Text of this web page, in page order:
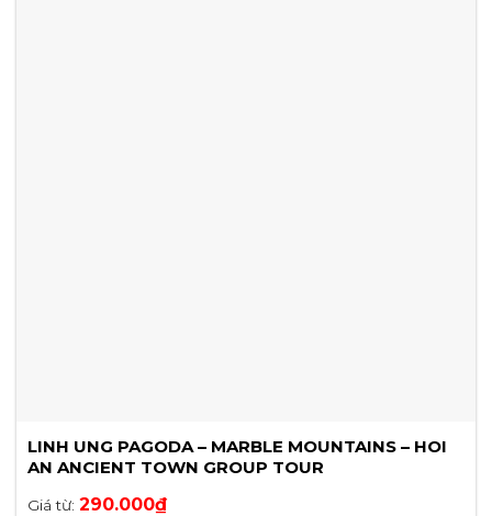
LINH UNG PAGODA – MARBLE MOUNTAINS – HOI
AN ANCIENT TOWN GROUP TOUR
Giá từ: 290.000₫